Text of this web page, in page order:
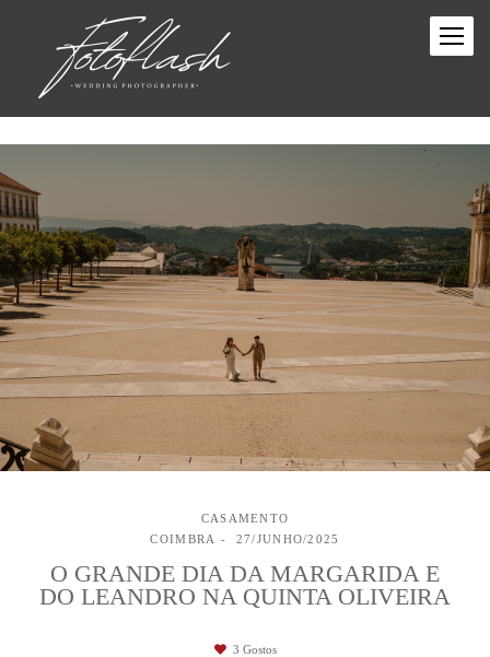
CASAMENTO
COIMBRA
27/JUNHO/2025
O GRANDE DIA DA MARGARIDA E
DO LEANDRO NA QUINTA OLIVEIRA
3 Gostos